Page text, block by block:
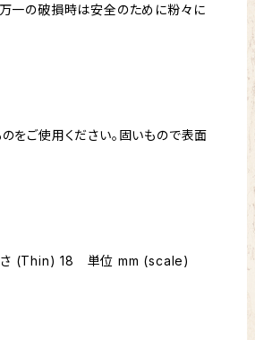
万一の破損時は安全のために粉々に
をご使用ください。固いもので表面
さ (Thin) 18 単位 mm (scale)